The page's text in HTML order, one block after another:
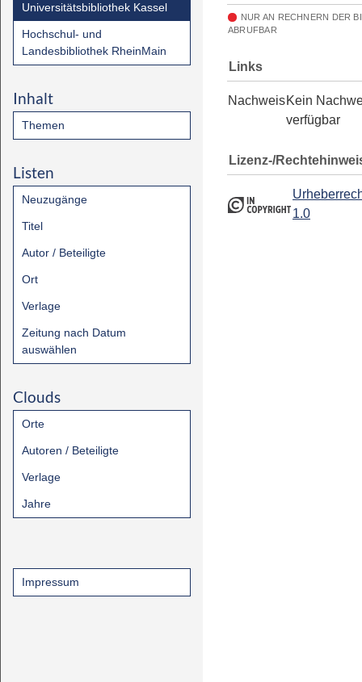
Universitätsbibliothek Kassel
Hochschul- und
Landesbibliothek RheinMain
Inhalt
Themen
Listen
Neuzugänge
Titel
Autor / Beteiligte
Ort
Verlage
Zeitung nach Datum
auswählen
Clouds
Orte
Autoren / Beteiligte
Verlage
Jahre
Impressum
NUR AN RECHNERN DER
ABRUFBAR
Links
NachweisKein
verfügbar
Lizenz-/
1.0